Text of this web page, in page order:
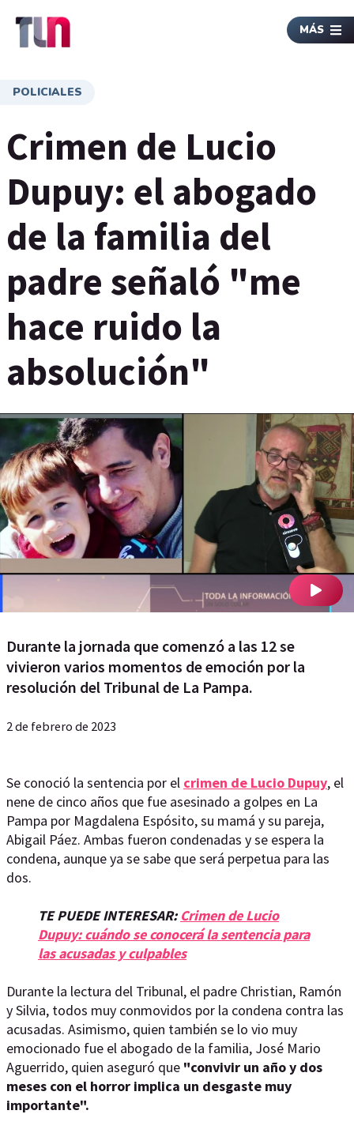
MÁS
POLICIALES
Crimen de Lucio
Dupuy: el abogado
de la familia del
padre señaló "me
hace ruido la
absolución"
Durante la jornada que comenzó a las 12 se
vivieron varios momentos de emoción por la
resolución del Tribunal de La Pampa.
2 de febrero de 2023
Se conoció la sentencia por el crimen de Lucio Dupuy, el
nene de cinco años que fue asesinado a golpes en La
Pampa por Magdalena Espósito, su mamá y su pareja,
Abigail Páez. Ambas fueron condenadas y se espera la
condena, aunque ya se sabe que será perpetua para las
dos.
TE PUEDE INTERESAR:Crimen de Lucio
Dupuy: cuándo se conocerá la sentencia para
las acusadas y culpables
Durante la lectura del Tribunal, el padre Christian, Ramón
y Silvia, todos muy conmovidos por la condena contra las
acusadas. Asimismo, quien también se lo vio muy
emocionado fue el abogado de la familia, José Mario
Aguerrido, quien aseguró que "convivir un año y dos
meses con el horror implica un desgaste muy
importante".